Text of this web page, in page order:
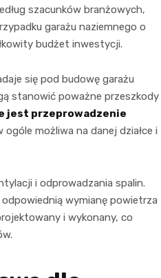
szacunków branżowych,
garażu naziemnego o
budżet inwestycji.
się pod budowę garażu
stanowić poważne przeszkody
jest przeprowadzenie
możliwa na danej działce i
i odprowadzania spalin.
wymianę powietrza
i wykonany, co